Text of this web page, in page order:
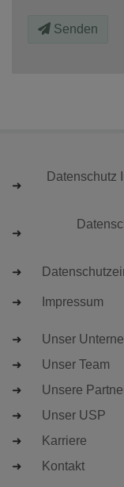
Senden
Datenschutz
Impressum
Unser
Unser Team
Unsere
Unser USP
Karriere
Kontakt